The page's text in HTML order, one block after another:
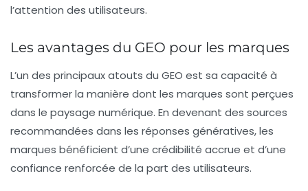
l’attention des utilisateurs.
Les avantages du GEO pour les marques
L’un des principaux atouts du GEO est sa capacité à
transformer la manière dont les marques sont perçues
dans le paysage numérique. En devenant des sources
recommandées dans les réponses génératives, les
marques bénéficient d’une crédibilité accrue et d’une
confiance renforcée de la part des utilisateurs.